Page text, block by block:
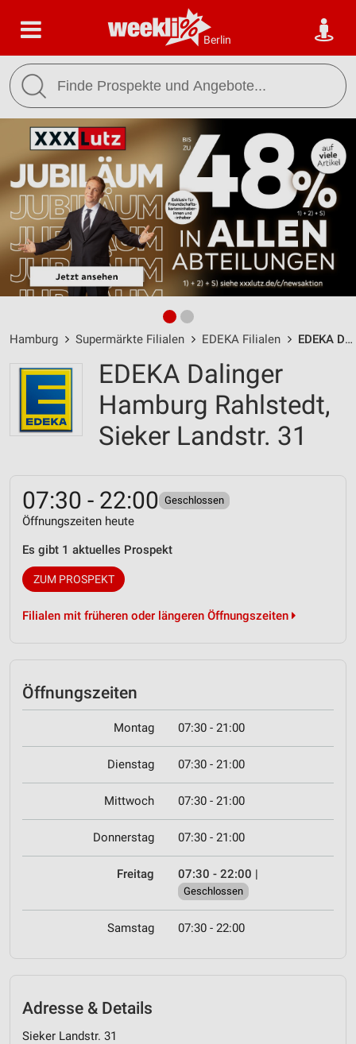
Berlin
Hamburg Supermärkte Filialen EDEKA Filialen EDEKA Dalinger Hamburg Rahlstedt / Sieker Landstr. 31 - Öffnungszeiten & Adresse
EDEKA Dalinger
Hamburg Rahlstedt,
Sieker Landstr. 31
07:30 - 22:00 Geschlossen
Öffnungszeiten heute
Es gibt 1 aktuelles Prospekt
ZUM PROSPEKT
Filialen mit früheren oder längeren Öffnungszeiten
Öffnungszeiten
Montag 07:30 - 21:00
Dienstag 07:30 - 21:00
Mittwoch 07:30 - 21:00
Donnerstag 07:30 - 21:00
Freitag 07:30 - 22:00 |
Geschlossen
Samstag 07:30 - 22:00
Adresse & Details
Sieker Landstr. 31